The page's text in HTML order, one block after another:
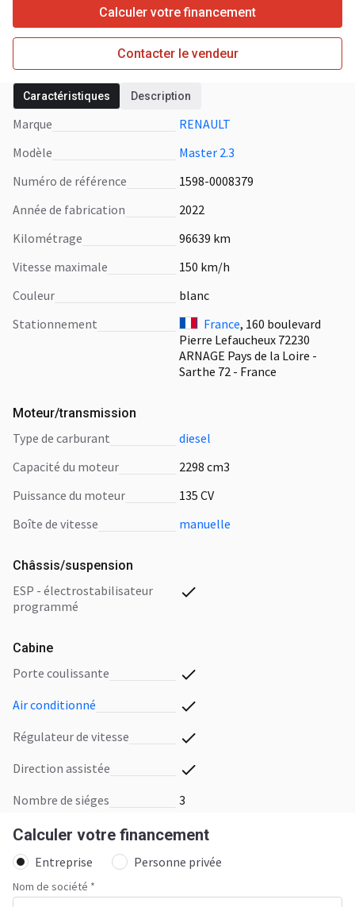
Calculer votre financement
Contacter le vendeur
Caractéristiques Description
Marque
RENAULT
Modèle
Master 2.3
Numéro de référence
1598-0008379
Année de fabrication
2022
Kilométrage
96639 km
Vitesse maximale
150 km/h
Сouleur
blanc
Stationnement
France, 160 boulevard
Pierre Lefaucheux 72230
ARNAGE Pays de la Loire -
Sarthe 72 - France
Moteur/transmission
type de carburant
diesel
capacité du moteur
2298 cm3
puissance du moteur
135 CV
boîte de vitesse
manuelle
Châssis/suspension
ESP - électrostabilisateur
programmé
Cabine
porte coulissante
air conditionné
régulateur de vitesse
direction assistée
nombre de siéges
3
Calculer votre financement
Entreprise Personne privée
Nom de société *